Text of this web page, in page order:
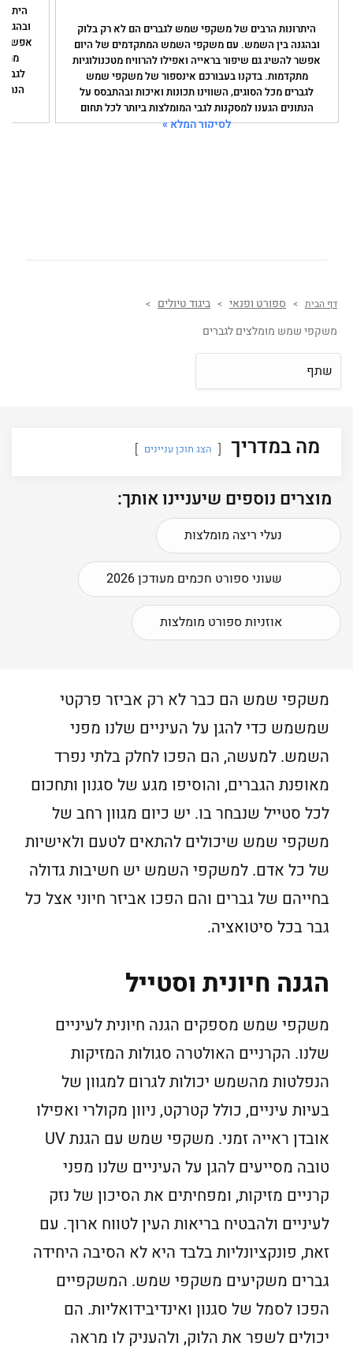
היתרונות הרבים של משקפי שמש לגברים הם לא רק בלוק
ובהגנה בין השמש. עם משקפי השמש המתקדמים של היום
אפשר להשיג גם שיפור בראייה ואפילו להרוויח מטכנולוגיות
מתקדמות. בדקנו בעבורכם אינספור של משקפי שמש
לגברים מכל הסוגים, השווינו תכונות ואיכות ובהתבסס על
הנתונים הגענו למסקנות לגבי המומלצות ביותר לכל תחום
לסיקור המלא »
אפשר
דף הבית > ספורט ופנאי > ביגוד טיולים >
משקפי שמש מומלצים לגברים
שתף
מה במדריך הצג תוכן עניינים
מוצרים נוספים שיעניינו אותך:
נעלי ריצה מומלצות
שעוני ספורט חכמים מעודכן 2026
אוזניות ספורט מומלצות
משקפי שמש הם כבר לא רק אביזר פרקטי
שמשמש כדי להגן על העיניים שלנו מפני
השמש. למעשה, הם הפכו לחלק בלתי נפרד
מאופנת הגברים, והוסיפו מגע של סגנון ותחכום
לכל סטייל שנבחר בו. יש כיום מגוון רחב של
משקפי שמש שיכולים להתאים לטעם ולאישיות
של כל אדם. למשקפי השמש יש חשיבות גדולה
בחייהם של גברים והם הפכו אביזר חיוני אצל כל
גבר בכל סיטואציה.
הגנה חיונית וסטייל
משקפי שמש מספקים הגנה חיונית לעיניים
שלנו. הקרניים האולטרה סגולות המזיקות
הנפלטות מהשמש יכולות לגרום למגוון של
בעיות עיניים, כולל קטרקט, ניוון מקולרי ואפילו
אובדן ראייה זמני. משקפי שמש עם הגנת UV
טובה מסייעים להגן על העיניים שלנו מפני
קרניים מזיקות, ומפחיתים את הסיכון של נזק
לעיניים ולהבטיח בריאות העין לטווח ארוך. עם
זאת, פונקציונליות בלבד היא לא הסיבה היחידה
גברים משקיעים משקפי שמש. המשקפיים
הפכו לסמל של סגנון ואינדיבידואליות. הם
יכולים לשפר את הלוק, ולהעניק לו מראה